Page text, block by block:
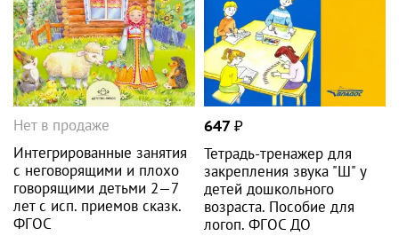
Нет в продаже
Интегрированные занятия
с неговорящими и плохо
говорящими детьми 2—7
лет с исп. приемов сказк.
ФГОС
647 ₽
Тетрадь-тренажер для
закрепления звука "Ш" у
детей дошкольного
возраста. Пособие для
логоп. ФГОС ДО